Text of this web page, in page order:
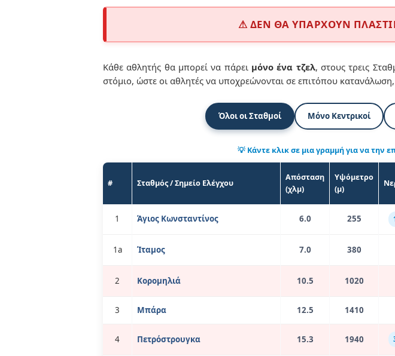
⚠ ΔΕΝ ΘΑ ΥΠΑΡΧΟΥΝ
Κάθε αθλητής θα μπορεί να πάρει μόνο ένα τζελ, στους τρεις
στόμιο, ώστε οι αθλητές να υποχρεώνονται σε επιτόπου
Όλοι οι Σταθμοί Μόνο Κεντρικοί
💡 Κάντε κλικ σε μια γραμμή για να την
# Σταθμός / Σημείο Ελέγχου
Απόσταση
(χλμ)
Υψόμετρο
(μ)
1 Άγιος Κωνσταντίνος 6.0 255
1a Ίταμος 7.0 380
2 Κορομηλιά 10.5 1020
3 Μπάρα 12.5 1410
4 Πετρόστρουγκα 15.3 1940